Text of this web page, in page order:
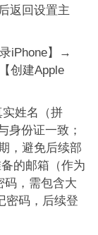
返回设置主
iPhone】→
创建Apple
姓名（拼
身份证一致；
，避免后续部
的邮箱（作为
码，需包含大
密码，后续登